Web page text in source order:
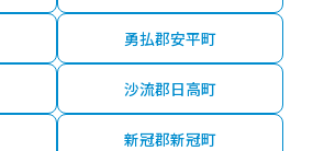
勇払郡安平町
沙流郡日高町
新冠郡新冠町